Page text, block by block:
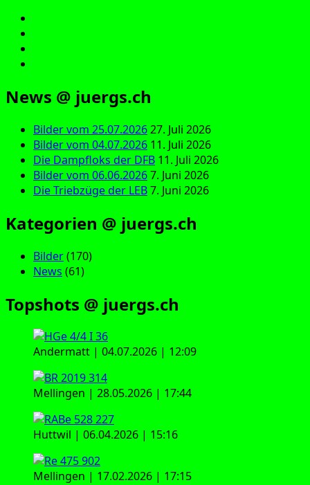
News @ juergs.ch
Bilder vom 25.07.202627. Juli 2026
Bilder vom 04.07.2026 11. Juli 2026
Die Dampfloks der DFB 11. Juli 2026
Bilder vom 06.06.20267. Juni 2026
Die Triebzüge der LEB7. Juni 2026
Kategorien @ juergs.ch
Bilder(170)
News (61)
Topshots @ juergs.ch
Andermatt | 04.07.2026 | 12:09
Mellingen | 28.05.2026 | 17:44
Huttwil | 06.04.2026 | 15:16
Mellingen | 17.02.2026 | 17:15